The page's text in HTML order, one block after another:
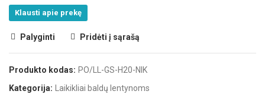
Klausti apie prekę
Palyginti Pridėti į sąrašą
Produkto kodas: PO/LL-GS-H20-NIK
Kategorija:
Laikikliai baldų lentynoms